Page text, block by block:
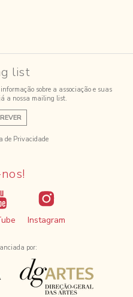
list
sobre a associação e suas
a nossa mailing list.
de Privacidade
Instagram
por: